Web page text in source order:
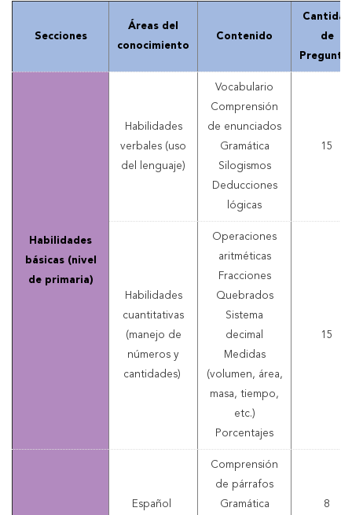
Secciones
Áreas del
conocimiento
Contenido
Cantidad
de
Habilidades
básicas (nivel
de primaria)
Habilidades
verbales (uso
del lenguaje)
Vocabulario
Comprensión
de enunciados
Gramática
Silogismos
Deducciones
lógicas
15
Habilidades
cuantitativas
(manejo de
números y
cantidades)
Operaciones
aritméticas
Fracciones
Quebrados
Sistema
decimal
Medidas
(volumen, área,
masa, tiempo,
etc.)
Porcentajes
15
Español
Comprensión
de párrafos
Gramática
8